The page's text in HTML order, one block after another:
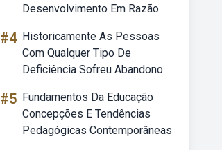
Desenvolvimento Em Razão
#4 Historicamente As Pessoas
Com Qualquer Tipo De
Deficiência Sofreu Abandono
#5 Fundamentos Da Educação
Concepções E Tendências
Pedagógicas Contemporâneas